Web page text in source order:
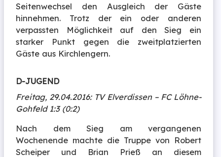
Seitenwechsel den Ausgleich der Gäste
hinnehmen. Trotz der ein oder anderen
verpassten Möglichkeit auf den Sieg ein
starker Punkt gegen die zweitplatzierten
Gäste aus Kirchlengern.
D-JUGEND
Freitag, 29.04.2016: TV Elverdissen – FC Löhne-
Gohfeld 1:3 (0:2)
Nach dem Sieg am vergangenen
Wochenende machte die Truppe von Robert
Scheiper und Brian Prieß an diesem